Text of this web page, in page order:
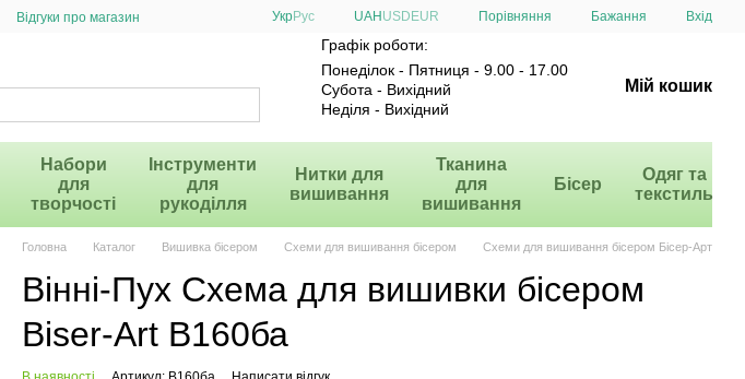
Відгуки про магазин
УкрРус UAH USD EUR Порівняння Бажання Вхід
Графік роботи:
Понеділок - Пятниця - 9.00 - 17.00
Субота - Вихідний
Неділя - Вихідний
Мій кошик
Набори
для
творчості
Інструменти
для
рукоділля
Нитки для
вишивання
Тканина
для
вишивання
Бісер
Одяг та
текстиль
Головна Каталог Вишивка бісером Схеми для вишивання бісером Схеми для вишивання бісером Бісер-Арт
Вінні-Пух Схема для вишивки бісером
Biser-Art В160ба